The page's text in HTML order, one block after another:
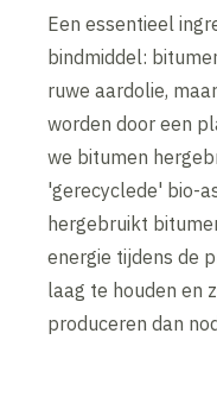
Een essentieel
bindmiddel:
ruwe aardolie,
worden door een
we bitumen
'gerecyclede' bio-
hergebruikt
energie tijdens de
laag te houden en
produceren dan